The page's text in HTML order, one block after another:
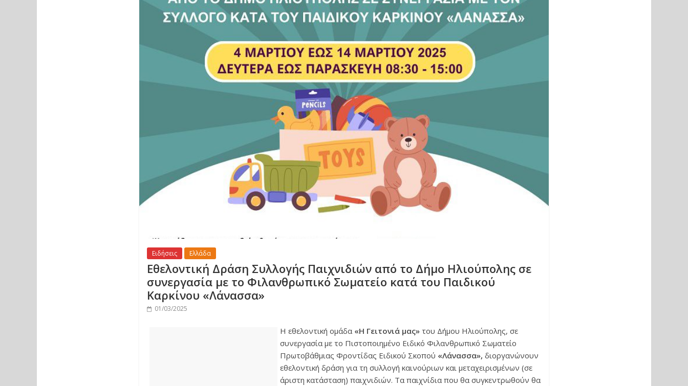
Ειδήσεις Ελλάδα
Εθελοντική Δράση Συλλογής Παιχνιδιών από το Δήμο Ηλιούπολης σε
συνεργασία με το Φιλανθρωπικό Σωματείο κατά του Παιδικού
Καρκίνου «Λάνασσα»
01/03/2025
Η εθελοντική ομάδα «Η Γειτονιά μας» του Δήμου Ηλιούπολης, σε
συνεργασία με το Πιστοποιημένο Ειδικό Φιλανθρωπικό Σωματείο
Πρωτοβάθμιας Φροντίδας Ειδικού Σκοπού «Λάνασσα», διοργανώνουν
εθελοντική δράση για τη συλλογή καινούριων και μεταχειρισμένων (σε
άριστη κατάσταση) παιχνιδιών. Τα παιχνίδια που θα συγκεντρωθούν θα